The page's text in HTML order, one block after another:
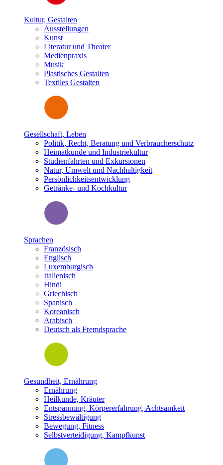
Kultur, Gestalten
Ausstellungen
Kunst
Literatur und Theater
Medienpraxis
Musik
Plastisches Gestalten
Textiles Gestalten
Gesellschaft, Leben
Politik, Recht, Beratung und Verbraucherschutz
Heimatkunde und Industriekultur
Studienfahrten und Exkursionen
Natur, Umwelt und Nachhaltigkeit
Persönlichkeitsentwicklung
Getränke- und Kochkultur
Sprachen
Französisch
Englisch
Luxemburgisch
Italienisch
Hindi
Griechisch
Spanisch
Koreanisch
Arabisch
Deutsch als Fremdsprache
Gesundheit, Ernährung
Ernährung
Heilkunde, Kräuter
Entspannung, Körpererfahrung, Achtsamkeit
Stressbewältigung
Bewegung, Fitness
Selbstverteidigung, Kampfkunst